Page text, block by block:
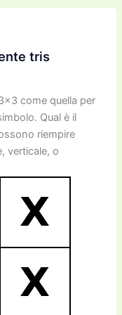
y
n
e di
tris
come quella per
Qual è il
riempire
verticale, o